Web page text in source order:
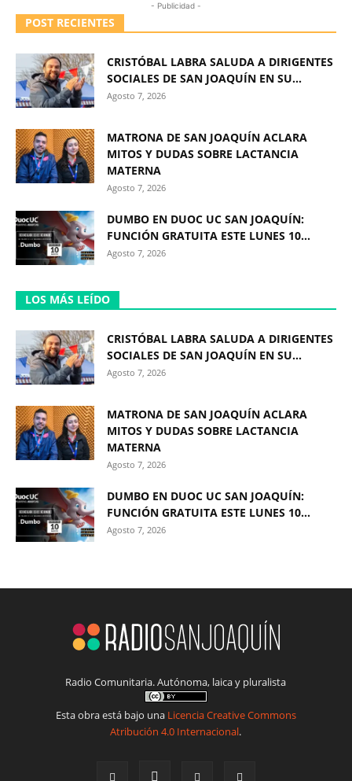
- Publicidad -
POST RECIENTES
CRISTÓBAL LABRA SALUDA A DIRIGENTES
SOCIALES DE SAN JOAQUÍN EN SU...
Agosto 7, 2026
MATRONA DE SAN JOAQUÍN ACLARA
MITOS Y DUDAS SOBRE LACTANCIA
MATERNA
Agosto 7, 2026
DUMBO EN DUOC UC SAN JOAQUÍN:
FUNCIÓN GRATUITA ESTE LUNES 10...
Agosto 7, 2026
LOS MÁS LEÍDO
CRISTÓBAL LABRA SALUDA A DIRIGENTES
SOCIALES DE SAN JOAQUÍN EN SU...
Agosto 7, 2026
MATRONA DE SAN JOAQUÍN ACLARA
MITOS Y DUDAS SOBRE LACTANCIA
MATERNA
Agosto 7, 2026
DUMBO EN DUOC UC SAN JOAQUÍN:
FUNCIÓN GRATUITA ESTE LUNES 10...
Agosto 7, 2026
Radio Comunitaria. Autónoma, laica y pluralista
Esta obra está bajo una Licencia Creative Commons
Atribución 4.0 Internacional.